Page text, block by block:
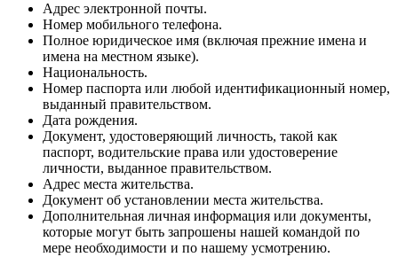
Адрес электронной почты.
Номер мобильного телефона.
Полное юридическое имя (включая прежние имена и
имена на местном языке).
Национальность.
Номер паспорта или любой идентификационный номер,
выданный правительством.
Дата рождения.
Документ, удостоверяющий личность, такой как
паспорт, водительские права или удостоверение
личности, выданное правительством.
Адрес места жительства.
Документ об установлении места жительства.
Дополнительная личная информация или документы,
которые могут быть запрошены нашей командой по
мере необходимости и по нашему усмотрению.